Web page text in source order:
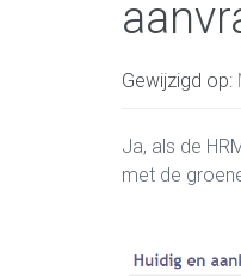
Gewijzigd op:
Ja, als de
met de